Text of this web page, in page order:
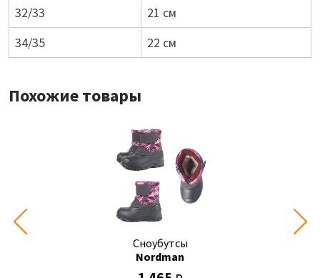
32/33
21 см
34/35
22 см
Похожие товары
Сноубутсы
Nordman